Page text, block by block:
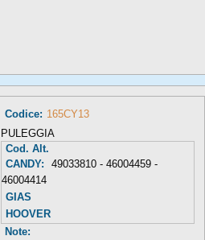
Codice: 165CY13
PULEGGIA
Cod. Alt.
CANDY:
49033810 - 46004459 -
46004414
GIAS
HOOVER
Note: